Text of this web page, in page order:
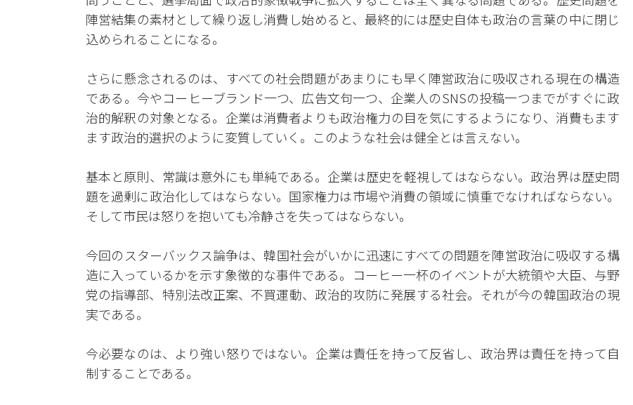
陣営結集の素材として繰り返し消費し始めると、最終的には歴史自体も政治の言葉の中に閉じ
込められることになる。
さらに懸念されるのは、すべての社会問題があまりにも早く陣営政治に吸収される現在の構造
である。今やコーヒーブランド一つ、広告文句一つ、企業人のSNSの投稿一つまでがすぐに政
治的解釈の対象となる。企業は消費者よりも政治権力の目を気にするようになり、消費もます
ます政治的選択のように変質していく。このような社会は健全とは言えない。
基本と原則、常識は意外にも単純である。企業は歴史を軽視してはならない。政治界は歴史問
題を過剰に政治化してはならない。国家権力は市場や消費の領域に慎重でなければならない。
そして市民は怒りを抱いても冷静さを失ってはならない。
今回のスターバックス論争は、韓国社会がいかに迅速にすべての問題を陣営政治に吸収する構
造に入っているかを示す象徴的な事件である。コーヒー一杯のイベントが大統領や大臣、与野
党の指導部、特別法改正案、不買運動、政治的攻防に発展する社会。それが今の韓国政治の現
実である。
今必要なのは、より強い怒りではない。企業は責任を持って反省し、政治界は責任を持って自
制することである。